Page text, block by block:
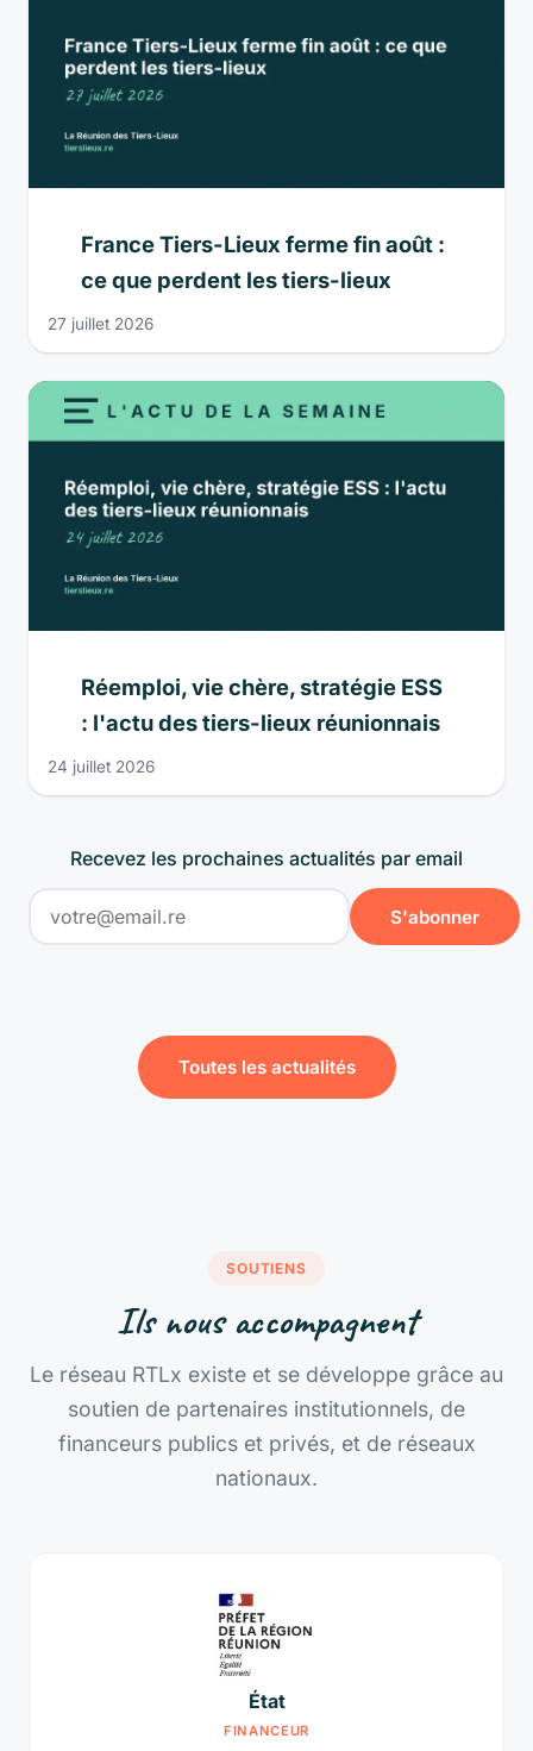
France Tiers-Lieux ferme fin août :
ce que perdent les tiers-lieux
27 juillet 2026
Réemploi, vie chère, stratégie ESS
: l'actu des tiers-lieux réunionnais
24 juillet 2026
Recevez les prochaines actualités par email
S'abonner
Toutes les actualités
SOUTIENS
Ils nous accompagnent
Le réseau RTLx existe et se développe grâce au
soutien de partenaires institutionnels, de
financeurs publics et privés, et de réseaux
nationaux.
État
FINANCEUR